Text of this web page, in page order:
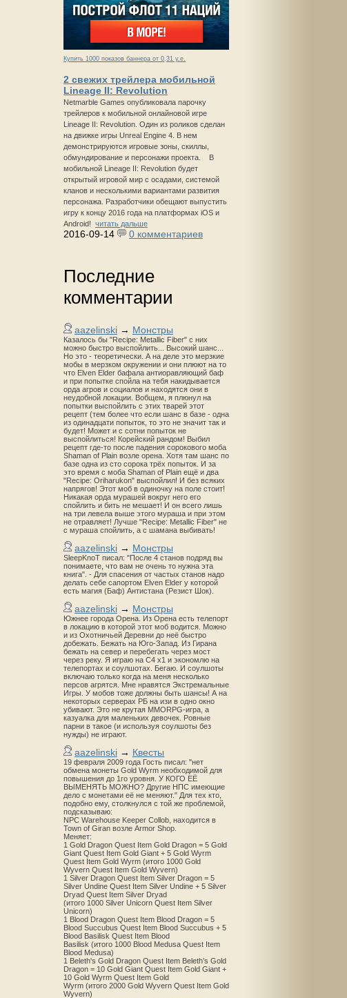
Купить 1000 показов баннера от 0,31 у.е.
2 свежих трейлера мобильной
Lineage II: Revolution
Netmarble Games опубликовала парочку
трейлеров к мобильной онлайновой игре
Lineage II: Revolution. Один из роликов сделан
на движке игры Unreal Engine 4. В нем
демонстрируются игровые зоны, скиллы,
обмундирование и персонажи проекта. В
мобильной Lineage II: Revolution будет
открытый игровой мир с осадами, системой
кланов и несколькими вариантами развития
персонажа. Разработчики обещают выпустить
игру к концу 2016 года на платформах iOS и
Android! читать дальше
2016-09-14 0 комментариев
Последние
комментарии
aazelinski → Монстры
Казалось бы "Recipe: Metallic Fiber" с них
можно быстро выспойлить... Высокий шанс...
Но это - теоретически. А на деле это мерзкие
мобы в мерзком окружении и они плюют на то
что Elven Elder бафала антиоравляющий баф
и при попытке спойла на тебя накидывается
орда агров и социалов и находятся они в
неудобной локации. Вобщем, я плюнул на
попытки выспойлить с этих тварей этот
рецепт (тем более что если шанс в базе - одна
из одинадцати попыток, то это не значит так и
будет! Может и с сотни попыток не
выспойлиться! Корейский рандом! Выбил
рецепт где-то после падения сорокового моба
Shaman of Plain возле орена. Хотя там шанс по
базе одна из сто сорока трёх попыток. И за
это время с моба Shaman of Plain ещё и два
"Recipe: Oriharukon" выспойлил! И без всяких
напрягов! Этот моб в одиночку на поле стоит!
Никакая орда мурашей вокруг него его
спойлить и бить не мешает! И он всего лишь
на три левела выше этого мураша и при этом
не отравляет! Лучше "Recipe: Metallic Fiber" не
с мураша спойлить, а с шамана выбивать!
aazelinski → Монстры
SleepKnoT писал: "После 4 станов подряд вы
понимаете, что вам не очень то нужна эта
книга". - Для спасения от частых станов надо
делать себе сапортом Elven Elder у которой
есть магия (Баф) Антистана (Резист Шок).
aazelinski → Монстры
Южнее города Орена. Из Орена есть телепорт
в локацию в которой этот моб водится. Можно
и из Охотничьей Деревни до неё быстро
добежать. Бежать на Юго-Запад. Из Гирана
бежать на север и перебегать через мост
через реку. Я играю на С4 х1 и экономлю на
телепортах и соулшотах. Бегаю. И соулшоты
включаю только когда на меня несколько
персов агрятся. Мне нравятся Экстремальные
Игры. У мобов тоже должны быть шансы! А на
некоторых серверах РБ на изи в одно окно
убивают. Это не крутая MMORPG-игра, а
казуалка для маленьких девочек. Ровные
парни в такое (и используя соулшоты без
нужды) не играют.
aazelinski → Квесты
19 февраля 2009 года Гость писал: "нет
обмена монеты Gold Wyrm необходимой для
повышения до 1го уровня. У КОГО ЕЁ
ВЫМЕНЯТЬ МОЖНО? Другие НПС имеющие
дело с монетами её не меняют." Для тех кто,
подобно ему, столкнулся с той же проблемой,
подсказываю:
NPC Warehouse Keeper Collob, находится в
Town of Giran возле Armor Shop.
Меняет:
1 Gold Dragon Quest Item Gold Dragon = 5 Gold
Giant Quest Item Gold Giant + 5 Gold Wyrm
Quest Item Gold Wyrm (итого 1000 Gold
Wyvern Quest Item Gold Wyvern)
1 Silver Dragon Quest Item Silver Dragon = 5
Silver Undine Quest Item Silver Undine + 5 Silver
Dryad Quest Item Silver Dryad
(итого 1000 Silver Unicorn Quest Item Silver
Unicorn)
1 Blood Dragon Quest Item Blood Dragon = 5
Blood Succubus Quest Item Blood Succubus + 5
Blood Basilisk Quest Item Blood
Basilisk (итого 1000 Blood Medusa Quest Item
Blood Medusa)
1 Beleth's Gold Dragon Quest Item Beleth’s Gold
Dragon = 10 Gold Giant Quest Item Gold Giant +
10 Gold Wyrm Quest Item Gold
Wyrm (итого 2000 Gold Wyvern Quest Item Gold
Wyvern)